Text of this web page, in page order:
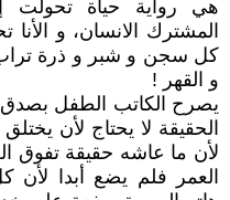
هي رواية حياة
المشترك الانسان، و
كل سجن و شبر و ذرة تراب
و القهر !
يصرح الكاتب الطفل
الحقيقة لا يحتاج لأن
لأن ما عاشه حقيقة تفوق
العمر فلم يضع أبدا